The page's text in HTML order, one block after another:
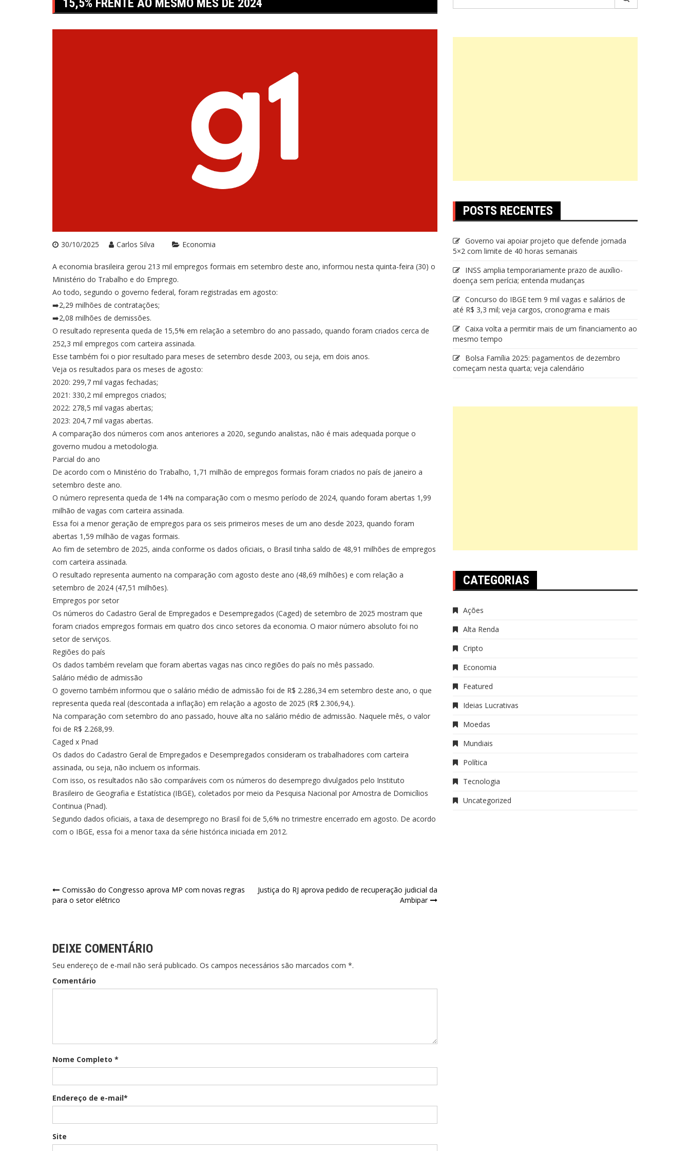
15,5% FRENTE AO MESMO MÊS DE 2024
30/10/2025 Carlos Silva Economia
A economia brasileira gerou 213 mil empregos formais em setembro deste ano, informou nesta quinta-feira (30) o
Ministério do Trabalho e do Emprego.
Ao todo, segundo o governo federal, foram registradas em agosto:
➡️2,29 milhões de contratações;
➡️2,08 milhões de demissões.
O resultado representa queda de 15,5% em relação a setembro do ano passado, quando foram criados cerca de
252,3 mil empregos com carteira assinada.
Esse também foi o pior resultado para meses de setembro desde 2003, ou seja, em dois anos.
Veja os resultados para os meses de agosto:
2020: 299,7 mil vagas fechadas;
2021: 330,2 mil empregos criados;
2022: 278,5 mil vagas abertas;
2023: 204,7 mil vagas abertas.
A comparação dos números com anos anteriores a 2020, segundo analistas, não é mais adequada porque o
governo mudou a metodologia.
Parcial do ano
De acordo com o Ministério do Trabalho, 1,71 milhão de empregos formais foram criados no país de janeiro a
setembro deste ano.
O número representa queda de 14% na comparação com o mesmo período de 2024, quando foram abertas 1,99
milhão de vagas com carteira assinada.
Essa foi a menor geração de empregos para os seis primeiros meses de um ano desde 2023, quando foram
abertas 1,59 milhão de vagas formais.
Ao fim de setembro de 2025, ainda conforme os dados oficiais, o Brasil tinha saldo de 48,91 milhões de empregos
com carteira assinada.
O resultado representa aumento na comparação com agosto deste ano (48,69 milhões) e com relação a
setembro de 2024 (47,51 milhões).
Empregos por setor
Os números do Cadastro Geral de Empregados e Desempregados (Caged) de setembro de 2025 mostram que
foram criados empregos formais em quatro dos cinco setores da economia. O maior número absoluto foi no
setor de serviços.
Regiões do país
Os dados também revelam que foram abertas vagas nas cinco regiões do país no mês passado.
Salário médio de admissão
O governo também informou que o salário médio de admissão foi de R$ 2.286,34 em setembro deste ano, o que
representa queda real (descontada a inflação) em relação a agosto de 2025 (R$ 2.306,94,).
Na comparação com setembro do ano passado, houve alta no salário médio de admissão. Naquele mês, o valor
foi de R$ 2.268,99.
Caged x Pnad
Os dados do Cadastro Geral de Empregados e Desempregados consideram os trabalhadores com carteira
assinada, ou seja, não incluem os informais.
Com isso, os resultados não são comparáveis com os números do desemprego divulgados pelo Instituto
Brasileiro de Geografia e Estatística (IBGE), coletados por meio da Pesquisa Nacional por Amostra de Domicílios
Continua (Pnad).
Segundo dados oficiais, a taxa de desemprego no Brasil foi de 5,6% no trimestre encerrado em agosto. De acordo
com o IBGE, essa foi a menor taxa da série histórica iniciada em 2012.
Navegação
de
Comissão do Congresso aprova MP com novas regras
para o setor elétrico
Justiça do RJ aprova pedido de recuperação judicial da
Ambipar
DEIXE COMENTÁRIO
Seu endereço de e-mail não será publicado. Os campos necessários são marcados com *.
Comentário
Nome Completo *
Endereço de e-mail*
Site
POSTS RECENTES
Governo vai apoiar projeto que defende jornada
5×2 com limite de 40 horas semanais
INSS amplia temporariamente prazo de auxílio-
doença sem perícia; entenda mudanças
Concurso do IBGE tem 9 mil vagas e salários de
até R$ 3,3 mil; veja cargos, cronograma e mais
Caixa volta a permitir mais de um financiamento ao
mesmo tempo
Bolsa Família 2025: pagamentos de dezembro
começam nesta quarta; veja calendário
CATEGORIAS
Ações
Alta Renda
Cripto
Economia
Featured
Ideias Lucrativas
Moedas
Mundiais
Política
Tecnologia
Uncategorized